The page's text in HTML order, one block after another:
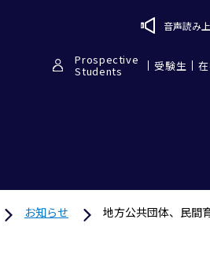
音声読み
Prospective
Students 受験生
お知らせ 地方公共団体、民間